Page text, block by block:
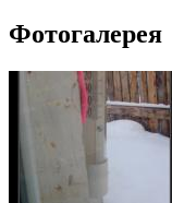
Фотогалерея